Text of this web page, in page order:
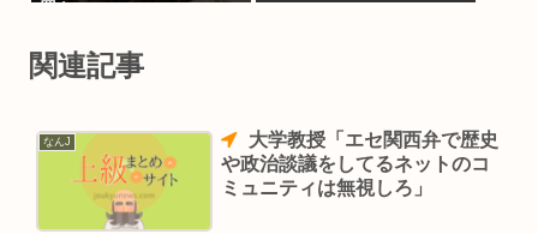
関連記事
なんJ
や政治談議をしてるネットのコ
ミュニティは無視しろ」